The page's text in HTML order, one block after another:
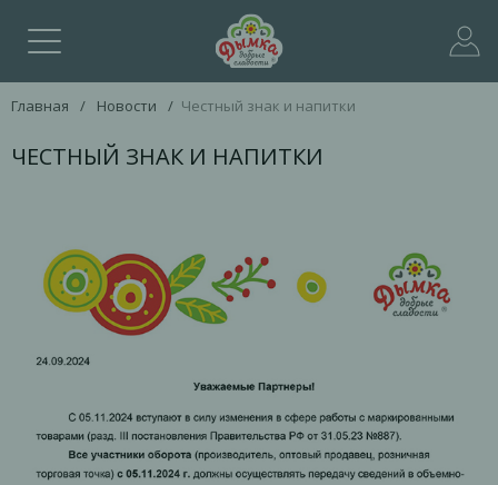
Главная / Новости / Честный знак и напитки
ЧЕСТНЫЙ ЗНАК И НАПИТКИ